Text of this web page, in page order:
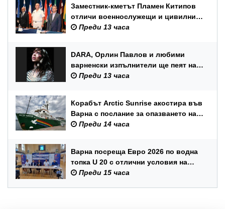
Заместник-кметът Пламен Китипов
отличи военнослужещи и цивилни
служители по повод Празника на
Преди 13 часа
DARA, Орлин Павлов и любими
варненски изпълнители ще пеят на
празника на Варна
Преди 13 часа
Корабът Arctic Sunrise акостира във
Варна с послание за опазването на
Черно море
Преди 14 часа
Варна посреща Евро 2026 по водна
топка U 20 с отлични условия на
състезателните басейни
Преди 15 часа